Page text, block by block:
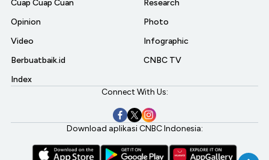
Cuap Cuap Cuan
Opinion
Video
Berbuatbaik.id
Index
Research
Photo
Infographic
CNBC TV
Connect With Us:
Download aplikasi CNBC Indonesia: